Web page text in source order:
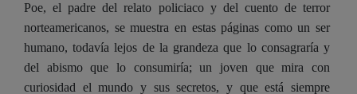
Poe, el padre del relato policiaco y del cuento de terror
norteamericanos, se muestra en estas páginas como un ser
humano, todavía lejos de la grandeza que lo consagraría y
del abismo que lo consumiría; un joven que mira con
curiosidad el mundo y sus secretos, y que está siempre